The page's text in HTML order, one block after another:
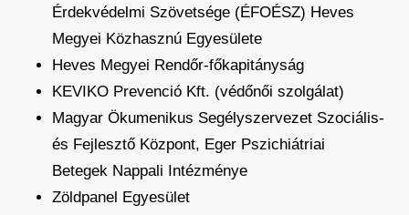
Érdekvédelmi Szövetsége (ÉFOÉSZ) Heves
Megyei Közhasznú Egyesülete
Heves Megyei Rendőr-főkapitányság
KEVIKO Prevenció Kft. (védőnői szolgálat)
Magyar Ökumenikus Segélyszervezet Szociális-
és Fejlesztő Központ, Eger Pszichiátriai
Betegek Nappali Intézménye
Zöldpanel Egyesület